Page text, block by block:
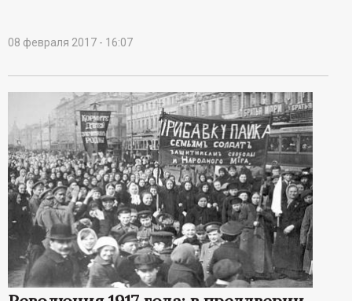
08 февраля 2017 - 16:07